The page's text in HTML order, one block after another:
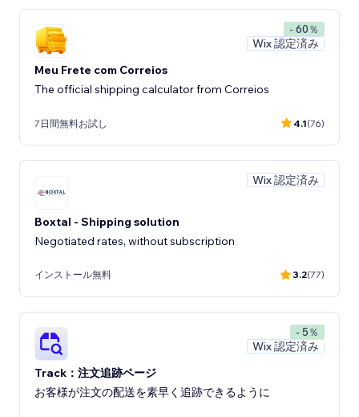
- 60％
Wix 認定済み
Meu Frete com Correios
The official shipping calculator from Correios
7日間無料お試し 4.1(76)
Wix 認定済み
Boxtal - Shipping solution
Negotiated rates, without subscription
インストール無料 3.2(77)
- 5％
Wix 認定済み
Track：注文追跡ページ
お客様が注文の配送を素早く追跡できるように